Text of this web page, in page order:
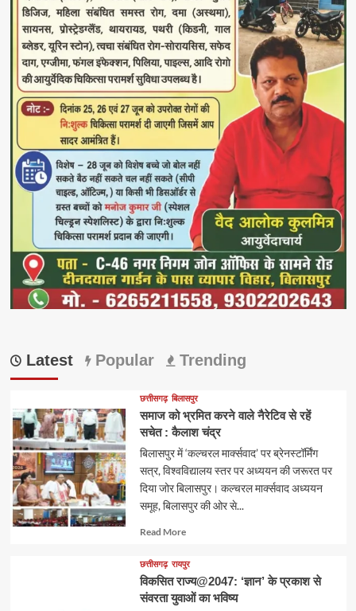
Latest Popular Trending
छत्तीसगढ़ बिलासपुर
समाज को भ्रमित करने वाले नैरेटिव से रहें
सचेत : कैलाश चंद्र
बिलासपुर में ‘कल्चरल मार्क्सवाद’ पर ब्रेनस्टॉर्मिंग
सत्र, विश्वविद्यालय स्तर पर अध्ययन की जरूरत पर
दिया जोर बिलासपुर। कल्चरल मार्क्सवाद अध्ययन
समूह, बिलासपुर की ओर से...
Read MoreRead
about
छत्तीसगढ़ रायपुर
विकसित राज्य@2047: ‘ज्ञान’ के प्रकाश से
संवरता युवाओं का भविष्य